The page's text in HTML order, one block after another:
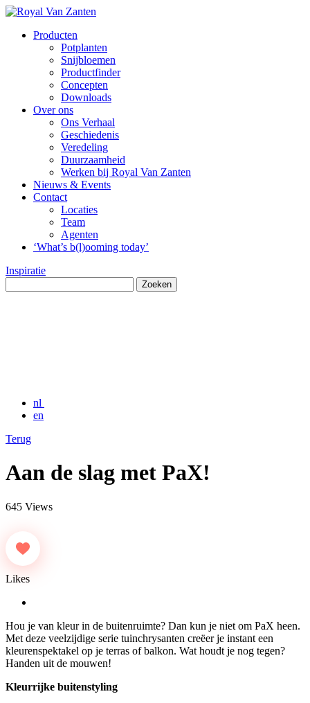
Producten
Potplanten
Snijbloemen
Productfinder
Concepten
Downloads
Over ons
Ons Verhaal
Geschiedenis
Veredeling
Duurzaamheid
Werken bij Royal Van Zanten
Nieuws & Events
Contact
Locaties
Team
Agenten
‘What’s b(l)ooming today’
Inspiratie
nl
en
Terug
Aan de slag met PaX!
645 Views
Likes
Hou je van kleur in de buitenruimte? Dan kun je niet om PaX heen.
Met deze veelzijdige serie tuinchrysanten creëer je instant een
kleurenspektakel op je terras of balkon. Wat houdt je nog tegen?
Handen uit de mouwen!
Kleurrijke buitenstyling